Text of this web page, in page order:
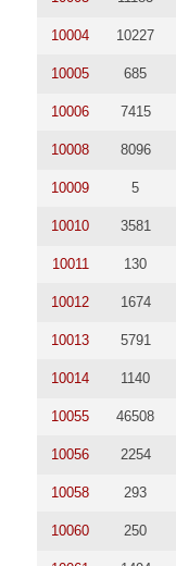
10004 10227
10005 685
10006 7415
10008 8096
10009 5
10010 3581
10011 130
10012 1674
10013 5791
10014 1140
10055 46508
10056 2254
10058 293
10060 250